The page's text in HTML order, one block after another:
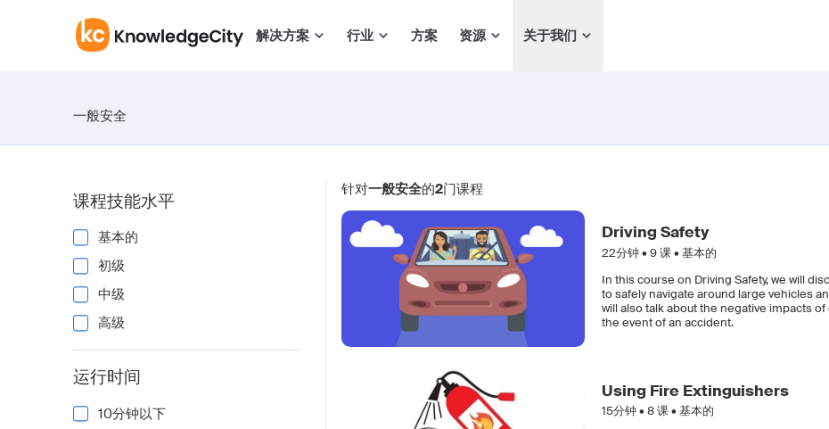
解决方案 行业 方案 资源 关于我们
一般安全
课程技能水平
基本的
初级
中级
高级
运行时间
10分钟以下
针对一般安全的2门课程
Driving Safety
22分钟 •9课 • 基本的
In this course on Driving Safety, we will
to safely navigate around large vehicles
will also talk about the negative impacts
the event of an accident.
Using Fire Extinguishers
15分钟 •8课 • 基本的